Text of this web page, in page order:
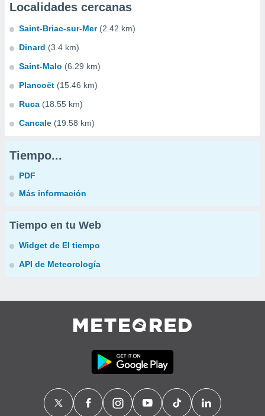
Localidades cercanas
Saint-Briac-sur-Mer (2.42 km)
Dinard (3.4 km)
Saint-Malo (6.29 km)
Plancoët (15.46 km)
Ruca (18.55 km)
Cancale (19.58 km)
Tiempo...
PDF
Más información
Tiempo en tu Web
Widget de El tiempo
API de Meteorología